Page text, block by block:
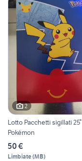
2
Lotto Pacchetti sigillati 25°
Pokémon
50 €
Limbiate(MB)